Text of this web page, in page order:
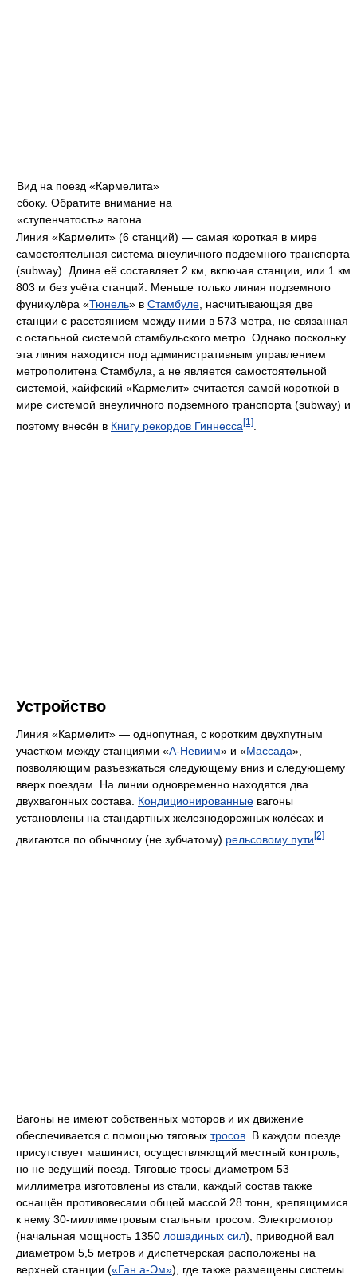
Вид на поезд «Кармелита»
сбоку. Обратите внимание на
«ступенчатость» вагона
Линия «Кармелит» (6 станций) — самая короткая в мире
самостоятельная система внеуличного подземного транспорта
(subway). Длина её составляет 2 км, включая станции, или 1 км
803 м без учёта станций. Меньше только линия подземного
фуникулёра «Тюнель» в Стамбуле , насчитывающая две
станции с расстоянием между ними в 573 метра, не связанная
с остальной системой стамбульского метро. Однако поскольку
эта линия находится под административным управлением
метрополитена Стамбула, а не является самостоятельной
системой, хайфский «Кармелит» считается самой короткой в
мире системой внеуличного подземного транспорта (subway) и
поэтому внесён в Книгу рекордов Гиннесса[1]
Устройство
Линия «Кармелит» — однопутная, с коротким двухпутным
участком между станциями «А-Невиим» и «Массада»,
позволяющим разъезжаться следующему вниз и следующему
вверх поездам. На линии одновременно находятся два
двухвагонных состава. Кондиционированные вагоны
установлены на стандартных железнодорожных колёсах и
двигаются по обычному (не зубчатому) рельсовому пути[2]
Вагоны не имеют собственных моторов и их движение
обеспечивается с помощью тяговых тросов. В каждом поезде
присутствует машинист, осуществляющий местный контроль,
но не ведущий поезд. Тяговые тросы диаметром 53
миллиметра изготовлены из стали, каждый состав также
оснащён противовесами общей массой 28 тонн, крепящимися
к нему 30-миллиметровым стальным тросом. Электромотор
(начальная мощность 1350 лошадиных сил), приводной вал
диаметром 5,5 метров и диспетчерская расположены на
верхней станции («Ган а-Эм»), где также размещены системы